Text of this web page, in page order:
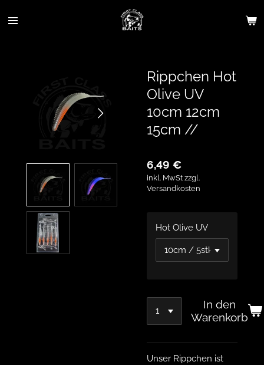
Hauptinhalt
Rippchen Hot
Olive UV
10cm 12cm
15cm //
6,49 €
inkl. MwSt zzgl.
Versandkosten
Hot Olive UV
In den
Warenkorb
Unser Rippchen ist